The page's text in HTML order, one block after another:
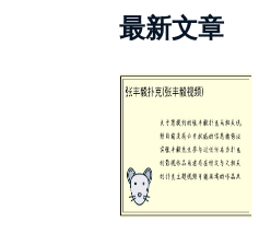
最新文章